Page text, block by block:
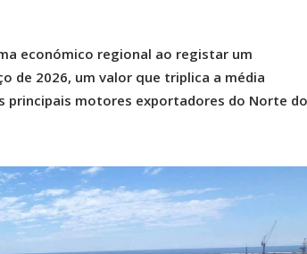
económico regional ao registar um
de 2026, um valor que triplica a média
principais motores exportadores do Norte do